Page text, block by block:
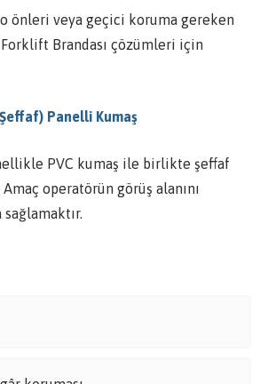
önleri veya geçici koruma gereken
Brandası çözümleri için
Panelli Kumaş
PVC kumaş ile birlikte şeffaf
operatörün görüş alanını